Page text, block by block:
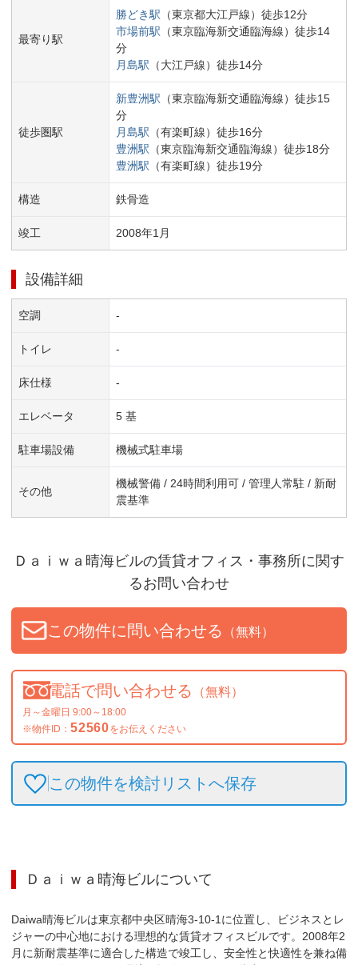
最寄り駅
勝どき駅 （東京都大江戸線） 徒歩12分
市場前駅 （東京臨海新交通臨海線） 徒歩14
分
月島駅 （大江戸線） 徒歩14分
徒歩圏駅
新豊洲駅 （東京臨海新交通臨海線） 徒歩15
分
月島駅 （有楽町線） 徒歩16分
豊洲駅 （東京臨海新交通臨海線） 徒歩18分
豊洲駅 （有楽町線） 徒歩19分
構造 鉄骨造
竣工 2008年1 月
設備詳細
空調 -
トイレ -
床仕様 -
エレベータ 5 基
駐車場設備 機械式駐車場
その他
機械警備 / 24時間利用可 / 管理人常駐 / 新耐
震基準
Ｄａｉｗａ晴海ビルの賃貸オフィス・事務所に関す
るお問い合わせ
この物件に問い合わせる （無料）
電話で問い合わせる （無料）
月～金曜日 9:00～18:00
※物件ID： 52560をお伝えください
この物件を検討リストへ保存
Ｄａｉｗａ晴海ビルについて
Daiwa晴海ビルは東京都中央区晴海3-10-1に位置し、ビジネスとレ
ジャーの中心地における理想的な賃貸オフィスビルです。2008年2
月に新耐震基準に適合した構造で竣工し、安全性と快適性を兼ね備